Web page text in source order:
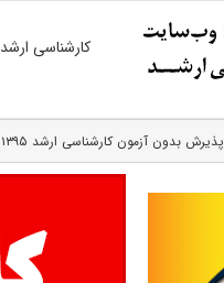
کارشناسی ارشد
پذیرش بدون آزمون کارشناسی ارشد ۱۳۹۵ دانشگاه شهید رجایی